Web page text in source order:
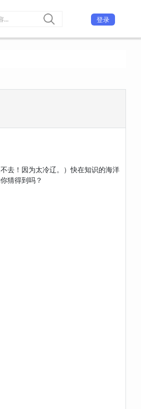
登录
去！因为太冷辽。）快在知识的海洋
猜得到吗？